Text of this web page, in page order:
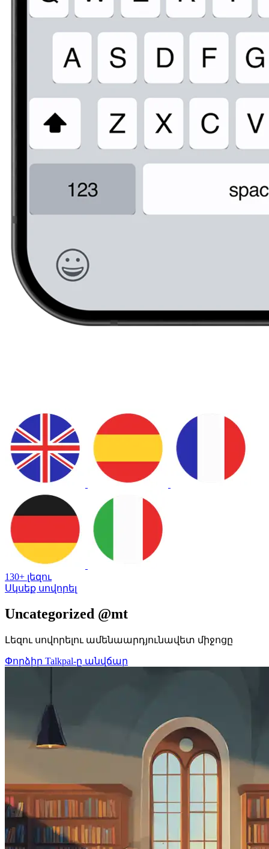
130+ լեզու
Սկսեք սովորել
Uncategorized @mt
Լեզու սովորելու ամենաարդյունավետ միջոցը
Փորձիր Talkpal-ը անվճար